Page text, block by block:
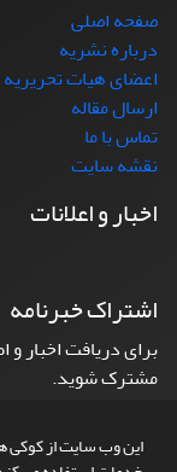
این وب سایت از کوکی
صفحه اصلی
درباره نشریه
اعضای هیات تحریریه
ارسال مقاله
تماس با ما
نقشه سایت
اخبار و اعلانات
اشتراک خبرنامه
برای دریافت اخبار
مشترک شوید.